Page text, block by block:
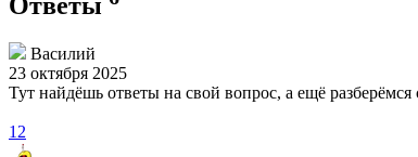
Василий
23 октября 2025
Тут найдёшь ответы на свой вопрос, а ещё
12